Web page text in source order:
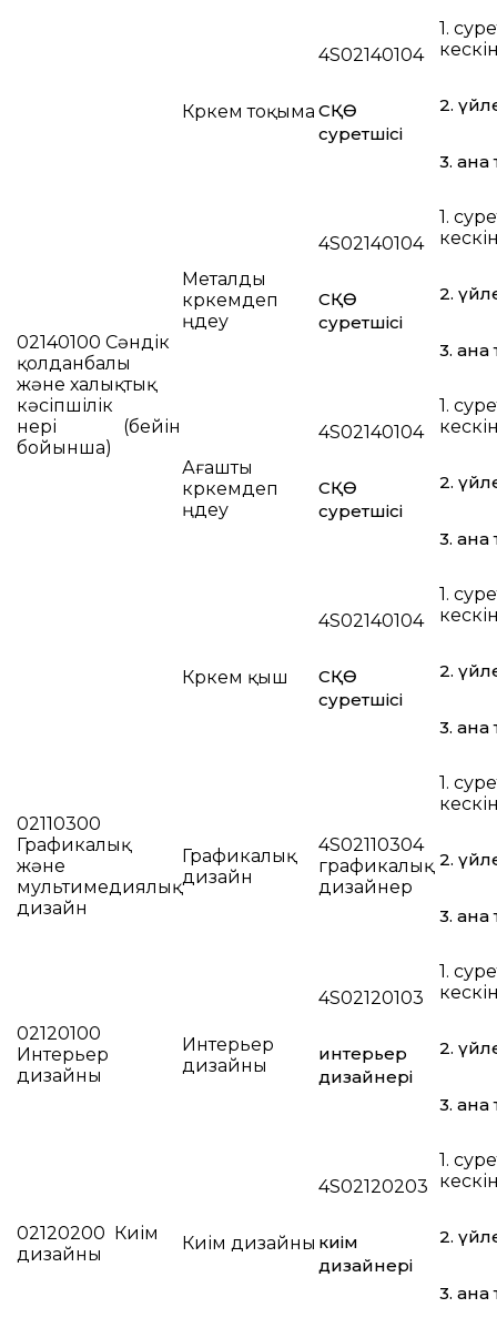
02140100 Сәндік
қолданбалы
және халықтық
кәсіпшілік
өнері (бейін
бойынша)
Көркем тоқыма
4S02140104
СҚӨ
суретшісі
1.
2.
3. ана
Металды
көркемдеп
өңдеу
4S02140104
СҚӨ
суретшісі
1.
2.
3. ана
Ағашты
көркемдеп
өңдеу
4S02140104
СҚӨ
суретшісі
1.
2.
3. ана
Көркем қыш
4S02140104
СҚӨ
суретшісі
1.
2.
3. ана
02110300
Графикалық
және
мультимедиялық
дизайн
Графикалық
дизайн
4S02110304
графикалық
дизайнер
1.
2.
3. ана
02120100
Интерьер
дизайны
Интерьер
дизайны
4S02120103
интерьер
дизайнері
1.
2.
3. ана
02120200 Киім
дизайны
Киім дизайны
4S02120203
киім
дизайнері
1.
2.
3. ана